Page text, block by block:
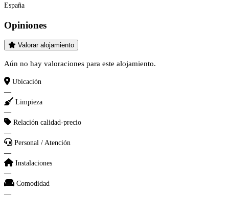
España
Opiniones
Valorar alojamiento
Aún no hay valoraciones para este alojamiento.
Ubicación
—
Limpieza
—
Relación calidad-precio
—
Personal / Atención
—
Instalaciones
—
Comodidad
—